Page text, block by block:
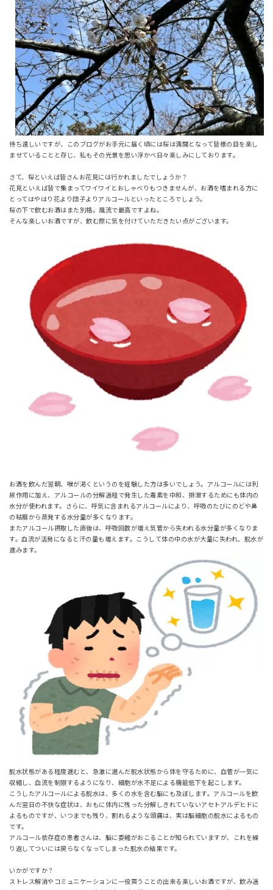
待ち遠しいですが、このブログがお手元に届く頃には桜は満開となって皆様の目を楽し
ませていることと存じ、私もその光景を思い浮かべ日々楽しみにしております。
さて、桜といえば皆さんお花見には行かれましたでしょうか？
花見といえば皆で集まってワイワイとおしゃべりもつきませんが、お酒を嗜まれる方に
とってはやはり花より団子よりアルコールといったところでしょう。
桜の下で飲むお酒はまた別格。風流で最高ですよね。
そんな楽しいお酒ですが、飲む際に気を付けていただきたい点がございます。
お酒を飲んだ翌朝、喉が渇くというのを経験した方は多いでしょう。アルコールには利
尿作用に加え、アルコールの分解過程で発生した毒素を中和、排泄するためにも体内の
水分が使われます。さらに、呼気に含まれるアルコールにより、呼吸のたびにのどや鼻
の粘膜から蒸発する水分量が多くなります。
またアルコール摂取した直後は、呼吸回数が増え気管から失われる水分量が多くなりま
す。血流が活発になると汗の量も増えます。こうして体の中の水が大量に失われ、脱水が
進みます。
脱水状態がある程度進むと、急激に進んだ脱水状態から体を守るために、血管が一気に
収縮し、血流を制限するようになり、細胞が水不足による機能低下を起こします。
こうしたアルコールによる脱水は、多くの水を含む脳にも及ぼします。アルコールを飲
んだ翌日の不快な症状は、おもに体内に残った分解しきれていないアセトアルデヒドに
よるものですが、いつまでも残り、割れるような頭痛は、実は脳細胞の脱水によるもの
です。
アルコール依存症の患者さんは、脳に委縮がおこることが知られていますが、これを繰
り返してついには戻らなくなってしまった脱水の結果です。
いかがですか？
ストレス解消やコミュニケーションに一役買うことの出来る楽しいお酒ですが、飲み過